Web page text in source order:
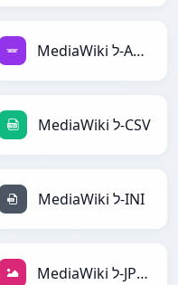
MediaWiki ל-Avro
MediaWiki ל-CSV
MediaWiki ל-INI
MediaWiki ל-JPEG